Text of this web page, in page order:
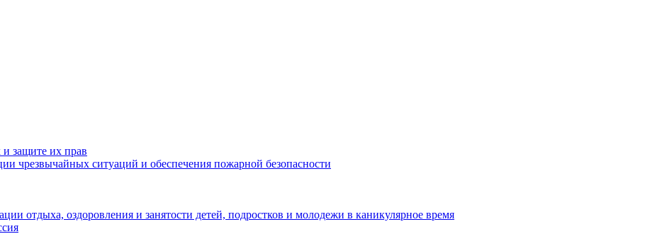
защите их прав
чрезвычайных ситуаций и обеспечения пожарной безопасности
отдыха, оздоровления и занятости детей, подростков и молодежи в каникулярное время